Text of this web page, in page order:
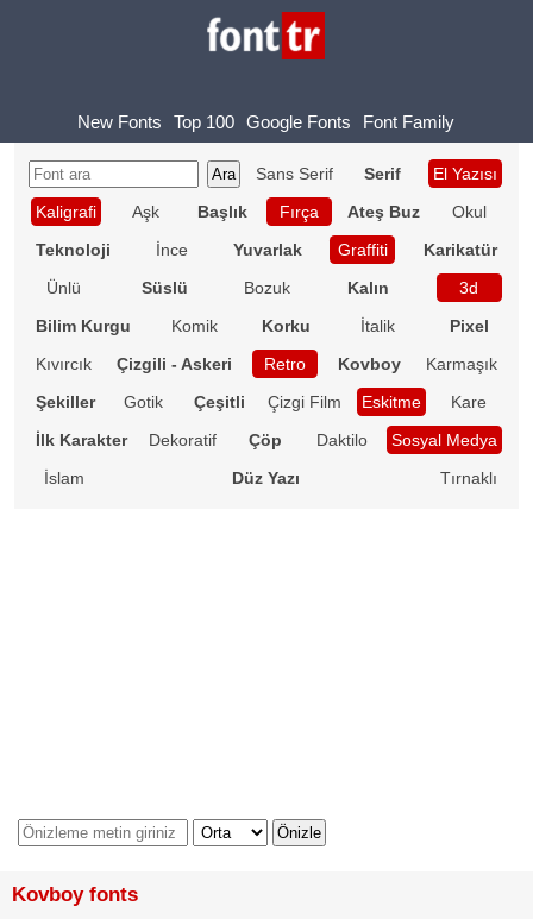
New Fonts Top 100 Google Fonts Font Family
Sans Serif Serif
El Yazısı
Kaligrafi
Aşk Başlık Fırça Ateş Buz
Okul
Teknoloji
İnce Yuvarlak Graffiti
Karikatür
Ünlü
Süslü Bozuk Kalın
3d
Bilim Kurgu
Komik Korku İtalik
Pixel
Kıvırcık
Çizgili - Askeri Retro Kovboy
Karmaşık
Şekiller
Gotik Çeşitli Çizgi Film Eskitme
Kare
İlk Karakter
Dekoratif Çöp Daktilo
Sosyal Medya
İslam
Düz Yazı Tırnaklı
Kovboy fonts